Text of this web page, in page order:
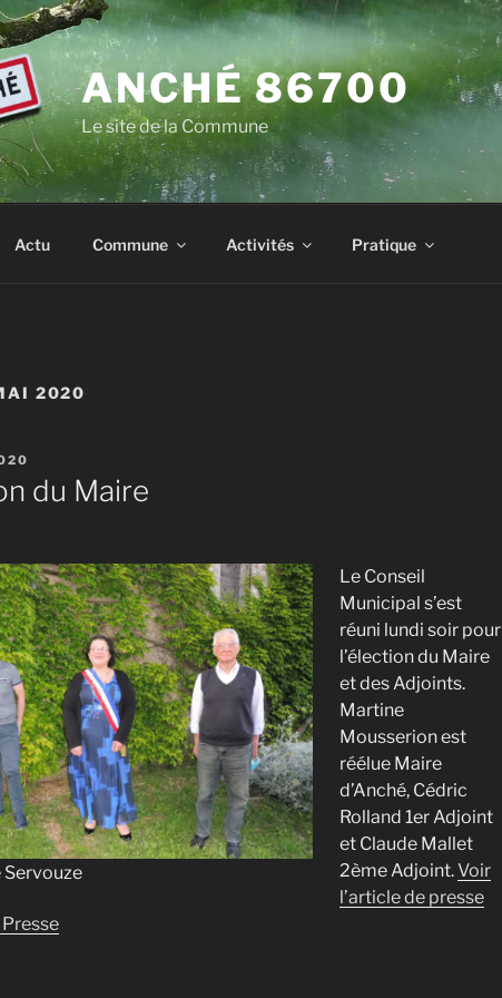
ANCHÉ 86700
Le site de la Commune
Actu Commune Activités Pratique
2020
du Maire
Le Conseil
Municipal s’est
réuni lundi soir pour
l’élection du Maire
et des Adjoints.
Martine
Mousserion est
réélue Maire
d’Anché, Cédric
Rolland 1er Adjoint
et Claude Mallet
2ème Adjoint.Voir
l’article de presse